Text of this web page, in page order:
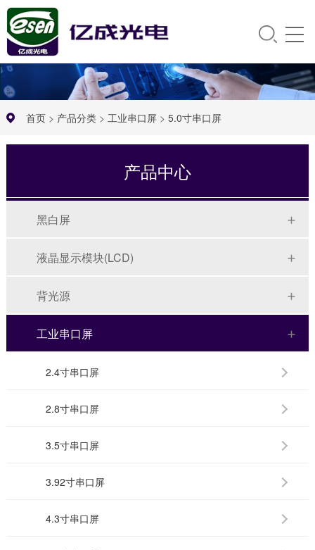
首页> 产品分类> 工业串口屏> 5.0寸串口屏
产品中心
黑白屏
液晶显示模块(LCD)
背光源
工业串口屏
2.4寸串口屏
2.8寸串口屏
3.5寸串口屏
3.92寸串口屏
4.3寸串口屏